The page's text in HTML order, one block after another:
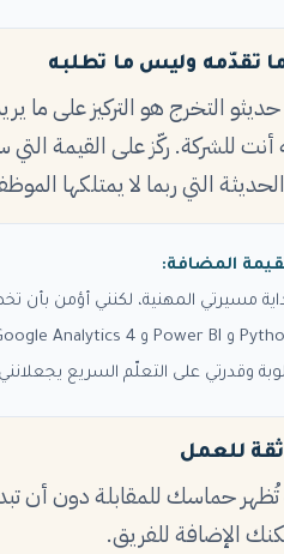
ما تقدّمه وليس ما تطلبه
التخرج هو التركيز على ما
أنت للشركة. ركّز على القيمة
التي ربما لا يمتلكها
المضافة:
مسيرتي المهنية، لكنني أؤمن بأن
وقدرتي على التعلّم السريع يجعلانني
للعمل
تُظهر حماسك للمقابلة دون أن
الإضافة للفريق.